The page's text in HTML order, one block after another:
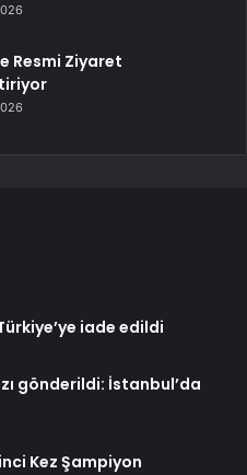
Resmi Ziyaret
iade edildi
gönderildi: İstanbul’da
Kez Şampiyon